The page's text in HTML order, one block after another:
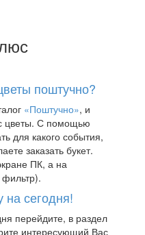
поштучно?
«Поштучно», и
цветы. С помощью
для какого события,
заказать букет.
ПК, а на
на сегодня!
перейдите, в раздел
интересующий Вас